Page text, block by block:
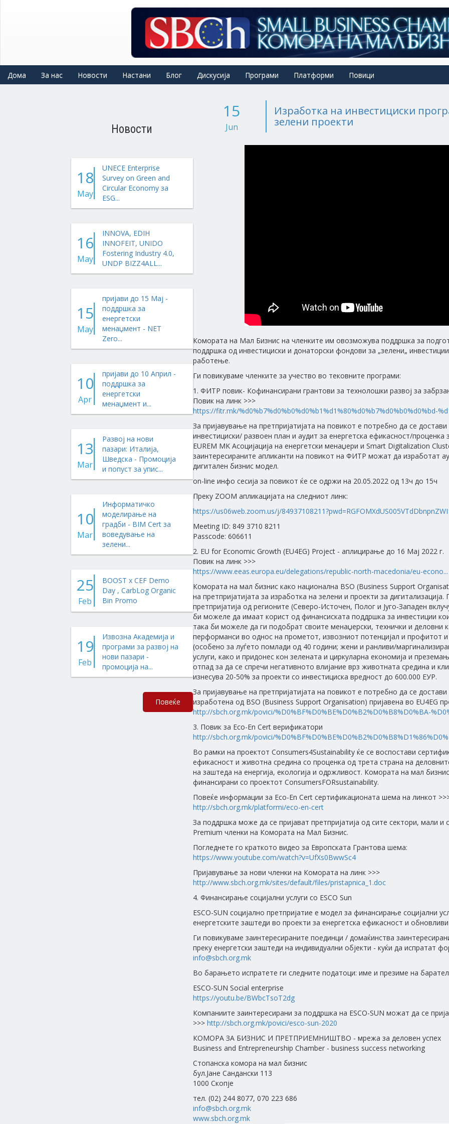
Дома За нас Новости Настани Блог Дискусија Програми Платформи Повици
Новости
18
May
UNECE Enterprise
Survey on Green and
Circular Economy за
ESG...
16
May
INNOVA, EDIH
INNOFEIT, UNIDO
Fostering Industry 4.0,
UNDP BIZZ4ALL...
15
May
пријави до 15 Мај -
поддршка за
енергетски
менаџмент - NET
Zero...
10
Apr
пријави до 10 Април -
поддршка за
енергетски
менаџмент и...
13
Mar
Развој на нови
пазари: Италија,
Шведска - Промоција
и попуст за упис...
10
Mar
Информатичко
моделирање на
градби - BIM Cert за
воведување на
зелени...
25
Feb
BOOST x CEF Demo
Day , CarbLog Organic
Bin Promo
19
Feb
Извозна Академија и
програми за развој на
нови пазари -
промоција на...
Повеќе
15
Jun
Изработка на инвестициски
зелени проекти
Комората на Мал Бизнис на членките им овозможува поддршка за
поддршка од инвестициски и донаторски фондови за „зелени„
работење.
Ги повикуваме членките за учество во тековните програми:
1. ФИТР повик- Кoфинансирани грантови за технолошки развој за
Повик на линк >>>
https://fitr.mk/%d0%b7%d0%b0%d0%b1%d1%80%d0%b7%d0%b0%d0%bd-
За пријавување на претпријатијата на повикот е потребно да се достави
инвестициски/ развоен план и аудит за енергетска ефикасност/
EUREM MK Асоцијација на енергетски менаџери и Smart Digitalization
заинтересираните апликанти на повикот на ФИТР можат да изработат
дигитален бизнис модел.
on-line инфо сесија за повикот ќе се одржи на 20.05.2022 од 13ч до 15ч
Преку ZOOM апликацијата на следниот линк:
https://us06web.zoom.us/j/
Meeting ID: 849 3710 8211
Passcode: 606611
2. EU for Economic Growth (EU4EG) Project - аплицирање до 16 Мај 2022 г.
Повик на линк >>>
https://www.eeas.europa.eu/delegations/republic-north-macedonia/eu-econo...
Комората на мал бизнис како национална BSO (Business Support
на претпријатијата за изработка на зелени и проекти за
претпријатија од регионите (Северо-Источен, Полог и Југо-Западен
би можеле да имаат корист од финансиската поддршка за инвестиции
така би можеле да ги подобрат своите менаџерски, технички и деловни
перформанси во однос на прометот, извозниот потенцијал и профитот
(особено за луѓето помлади од 40 години; жени и ранливи/
услуги, како и придонес кон зелената и циркуларна економија и
отпад за да се спречи негативното влијание врз животната средина и
изнесува 20-50% за проекти со инвестициска вредност до 600.000 ЕУР.
За пријавување на претпријатијата на повикот е потребно да се
изработена од BSO (Business Support Organisation) пријавена во EU4EG
http://sbch.org.mk/povici/%D0%BF%D0%BE%D0%B2%D0%B8%D0%BA-
3. Повик за Eco-En Cert верификатори
http://sbch.org.mk/povici/
Во рамки на проектот Consumers4Sustainability ќе се воспостави
ефикасност и животна средина со проценка од трета страна на
на заштеда на енергија, екологија и одржливост. Комората на мал
финансирани со проектот ConsumersFORsustainability.
Повеќе информации за Eco-En Cert сертификационата шема на линкот
http://sbch.org.mk/platformi/eco-en-cert
За поддршка може да се пријават претпријатија од сите сектори, мали и
Premium членки на Комората на Мал Бизнис.
Погледнете го краткото видео за Европската Грантова шема:
https://www.youtube.com/watch?v=UfXs0BwwSc4
Пријавување за нови членки на Комората на линк >>>
http://www.sbch.org.mk/sites/default/files/pristapnica_1.doc
4. Финансирање социјални услуги со ESCO Sun
ESCO-SUN социјално претпријатие е модел за финансирање социјални
енергетските заштеди во проекти за енергетска ефикасност и обновливи
Ги повикуваме заинтересираните поединци / домаќинства
преку енергетски заштеди на индивидуални објекти - куќи да испратат
info@sbch.org.mk
Во барањето испратете ги следните податоци: име и презиме на
ESCO-SUN Social enterprise
https://youtu.be/BWbcTsoT2dg
Компаниите заинтересирани за поддршка на ESCO-SUN можат да се
>>> http://sbch.org.mk/povici/esco-sun-2020
КОМОРА ЗА БИЗНИС И ПРЕТПРИЕМНИШТВО - мрежа за деловен успех
Business and Entrepreneurship Chamber - business success networking
Стопанска комора на мал бизнис
бул.Јане Сандански 113
1000 Скопје
тел. (02) 244 8077, 070 223 686
info@sbch.org.mk
www.sbch.org.mk